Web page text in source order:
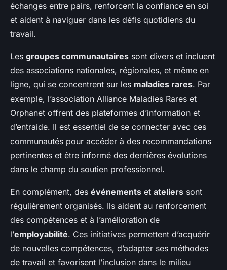
échanges entre pairs, renforcent la confiance en soi
et aident à naviguer dans les défis quotidiens du
travail.
Les groupes communautaires sont divers et incluent
des associations nationales, régionales, et même en
ligne, qui se concentrent sur les maladies rares. Par
exemple, l’association Alliance Maladies Rares et
Orphanet offrent des plateformes d’information et
d’entraide. Il est essentiel de se connecter avec ces
communautés pour accéder à des recommandations
pertinentes et être informé des dernières évolutions
dans le champ du soutien professionnel.
En complément, des événements et ateliers sont
régulièrement organisés. Ils aident au renforcement
des compétences et à l’amélioration de
l’employabilité. Ces initiatives permettent d’acquérir
de nouvelles compétences, d’adapter ses méthodes
de travail et favorisent l’inclusion dans le milieu